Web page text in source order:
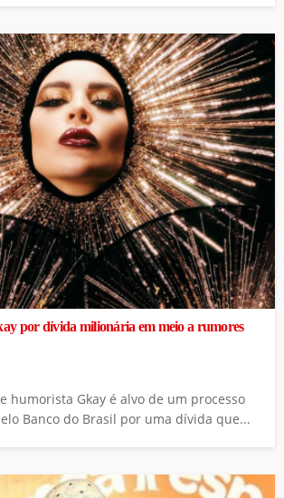
por dívida milionária em meio a rumores
humorista Gkay é alvo de um processo
Banco do Brasil por uma dívida que...